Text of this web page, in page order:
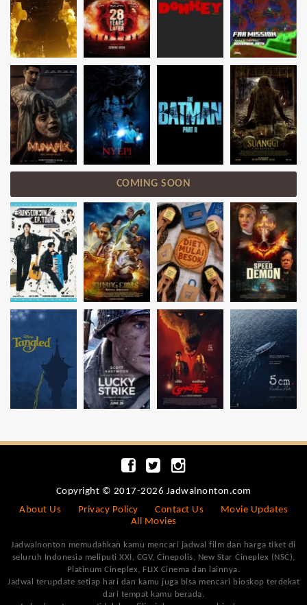
COMING SOON
Copyright © 2017-2026 Jadwalnonton.com
About Us
Privacy Policy Contact Us
Movie Updates
All Movies
Jadwalnonton memudahkan kamu mencari jadwal film dan harga tiket di
seluruh Indonesia meliputi XXI, CGV, Cinepolis, New Star Cineplex (NSC),
Platinum Cineplex, FLIX Cinema dan lainnya.
Jadwal terupdate setiap hari dan kamu juga bisa mencari bioskop terdekat
dari tempat kamu berada.